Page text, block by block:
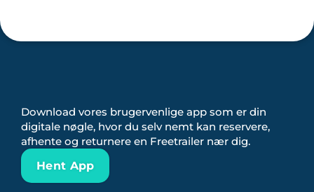
Download vores brugervenlige app som er din
digitale nøgle, hvor du selv nemt kan reservere,
afhente og returnere en Freetrailer nær dig.
Hent App